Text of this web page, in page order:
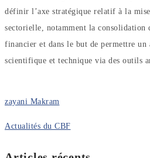
définir l’axe stratégique relatif à la
sectorielle, notamment la consolidation
financier et dans le but de permettre un
scientifique et technique via des outils
zayani Makram
Actualités du CBF